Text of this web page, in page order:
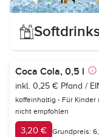
Coca Cola, 0,5 l
inkl. 0,25 € Pfand /
koffeinhaltig - Für
nicht empfohlen
3,20 € Grundpreis: